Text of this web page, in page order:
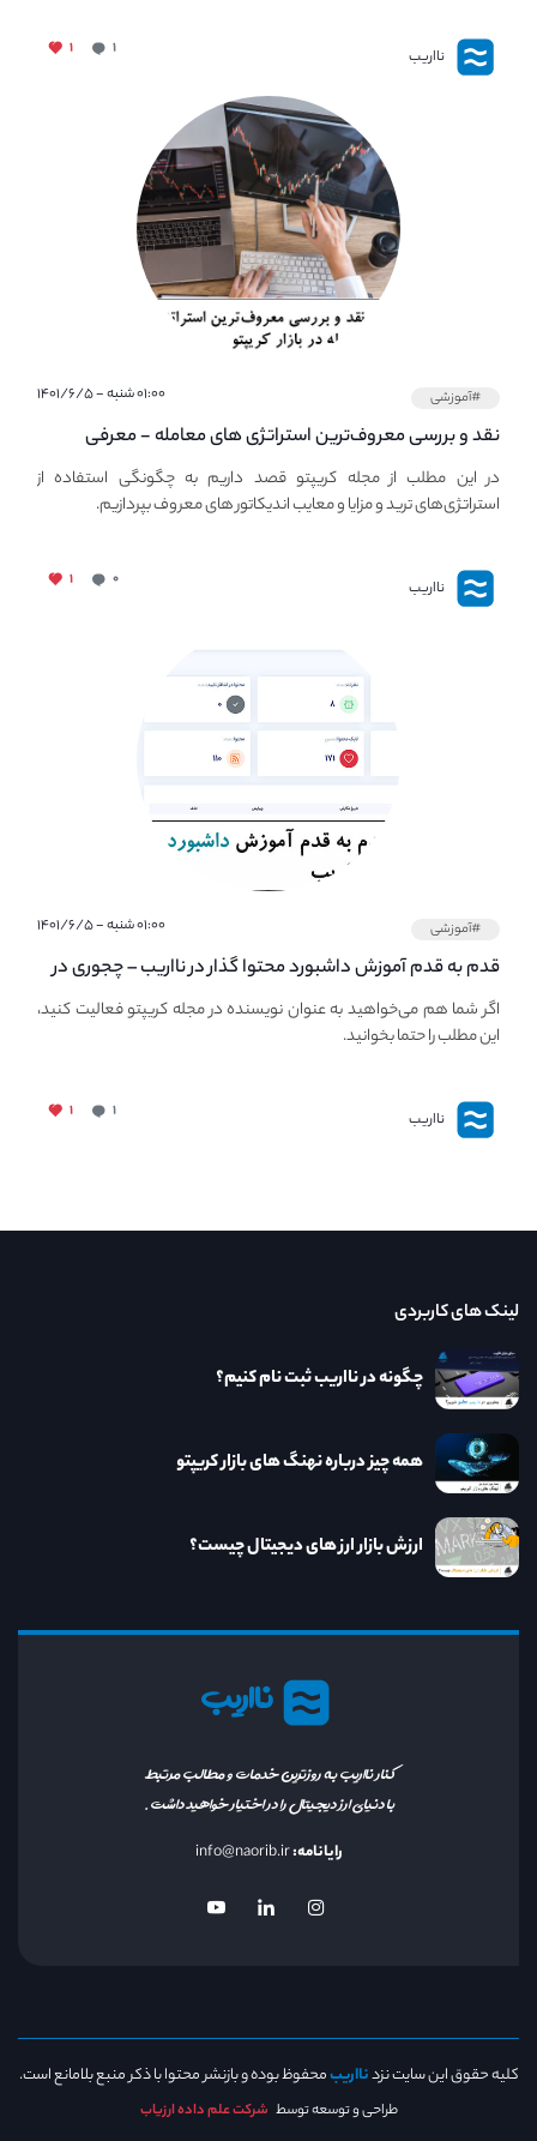
نااریب ۱ ۱
#آموزشی ۰۱:۰۰ شنبه - ۱۴۰۱/۶/۵
نقد و بررسی معروف‌ترین استراتژی های معامله - معرفی
استراتژی های مهم ترید در بازار کریپتو
در این مطلب از مجله کریپتو قصد داریم به چگونگی استفاده از
استراتژی‌های ترید و مزایا و معایب اندیکاتور های معروف بپردازیم.
نااریب ۰ ۱
#آموزشی ۰۱:۰۰ شنبه - ۱۴۰۱/۶/۵
قدم به قدم آموزش داشبورد محتوا گذار در نااریب – چجوری در
نااریب محتوا بگذاریم؟
اگر شما هم می‌خواهید به عنوان نویسنده در مجله کریپتو فعالیت کنید،
این مطلب را حتما بخوانید.
نااریب ۱ ۱
نااریب
کنار نااریب به روزترین خدمات و مطالب مرتبط
با دنیای ارز دیجیتال را در اختیار خواهید داشت.
رایانامه:info@naorib.ir
لینک های کاربردی
چگونه در نااریب ثبت نام کنیم؟
همه چیز درباره نهنگ های بازار کریپتو
ارزش بازار ارز های دیجیتال چیست؟
کلیه حقوق این سایت نزدنااریبمحفوظ بوده و بازنشر محتوا با ذکر منبع بلامانع است.
طراحی و توسعه توسط شرکت علم داده ارزیاب